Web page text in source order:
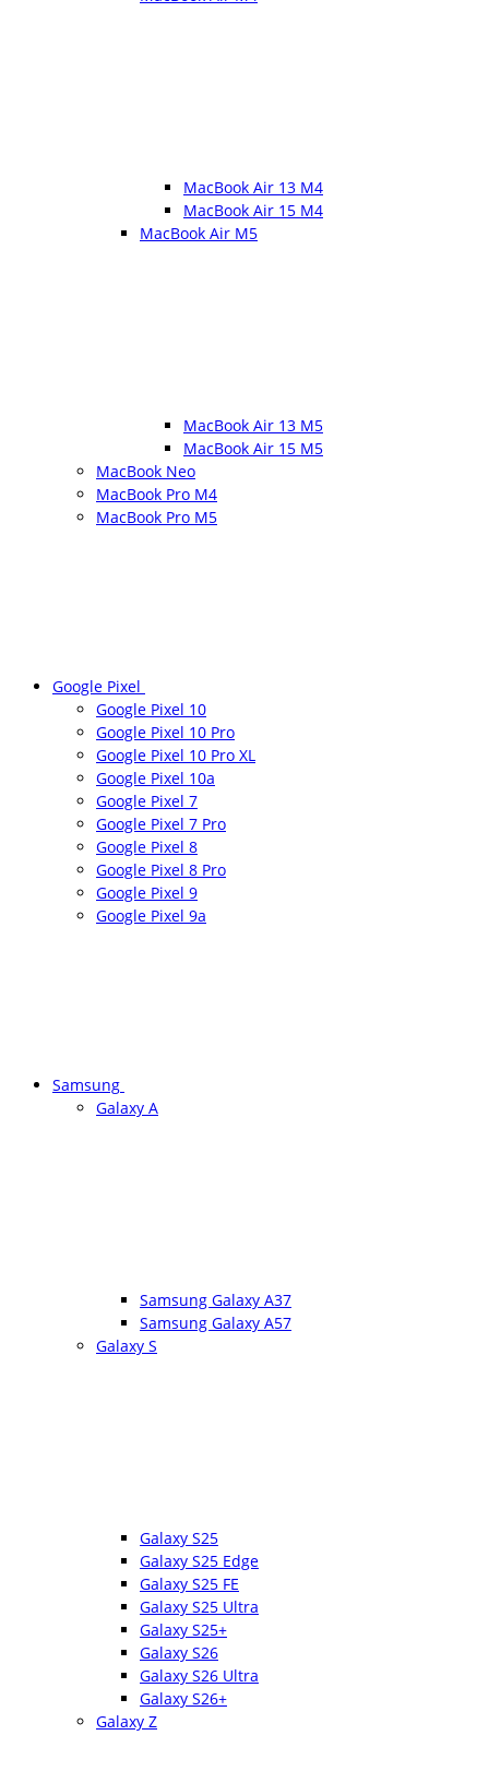
MacBook Air 13 M4
MacBook Air 15 M4
MacBook Air M5
MacBook Air 13 M5
MacBook Air 15 M5
MacBook Neo
MacBook Pro M4
MacBook Pro M5
Google Pixel
Google Pixel 10
Google Pixel 10 Pro
Google Pixel 10 Pro XL
Google Pixel 10a
Google Pixel 7
Google Pixel 7 Pro
Google Pixel 8
Google Pixel 8 Pro
Google Pixel 9
Google Pixel 9a
Samsung
Galaxy A
Samsung Galaxy A37
Samsung Galaxy A57
Galaxy S
Galaxy S25
Galaxy S25 Edge
Galaxy S25 FE
Galaxy S25 Ultra
Galaxy S25+
Galaxy S26
Galaxy S26 Ultra
Galaxy S26+
Galaxy Z